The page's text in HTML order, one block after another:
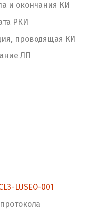
и окончания КИ
РКИ
проводящая КИ
ЛП
LUSEO-001